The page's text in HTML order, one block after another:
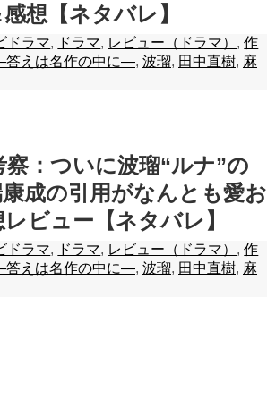
想【ネタバレ】
ドラマ, ドラマ, レビュー（ドラマ） ,作
答えは名作の中に―, 波瑠, 田中直樹, 麻
察：ついに波瑠“ルナ”の
成の引用がなんとも愛お
ビュー【ネタバレ】
ドラマ, ドラマ, レビュー（ドラマ） ,作
答えは名作の中に―, 波瑠, 田中直樹, 麻